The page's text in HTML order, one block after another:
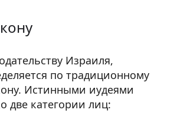
Израиля,
по традиционному
Истинными иудеями
две категории лиц: